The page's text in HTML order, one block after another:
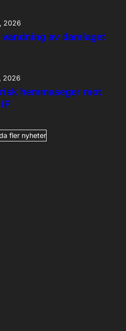
2026
vändning av damlaget
2026
hemmaseger mot
fler nyheter